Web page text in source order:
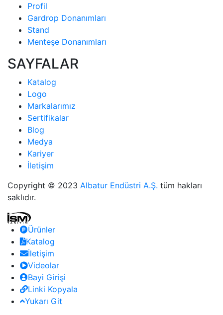
Profil
Gardrop Donanımları
Stand
Menteşe Donanımları
SAYFALAR
Katalog
Logo
Markalarımız
Sertifikalar
Blog
Medya
Kariyer
İletişim
Copyright © 2023 Albatur Endüstri A.Ş. tüm hakları
saklıdır.
Ürünler
Katalog
İletişim
Videolar
Bayi Girişi
Linki Kopyala
Yukarı Git